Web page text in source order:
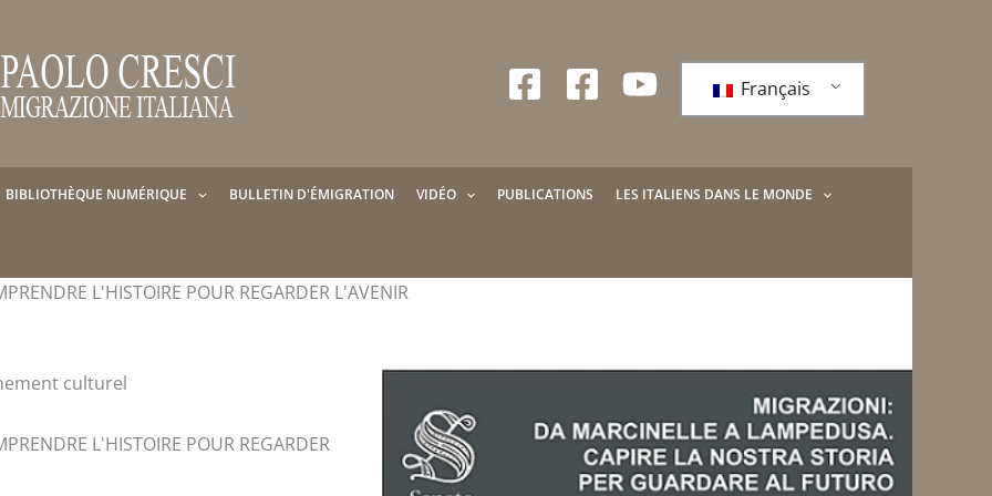
Français
BIBLIOTHÈQUE NUMÉRIQUE BULLETIN D'ÉMIGRATION VIDÉO PUBLICATIONS LES ITALIENS DANS LE MONDE
L'HISTOIRE POUR REGARDER L'AVENIR
culturel
L'HISTOIRE POUR REGARDER